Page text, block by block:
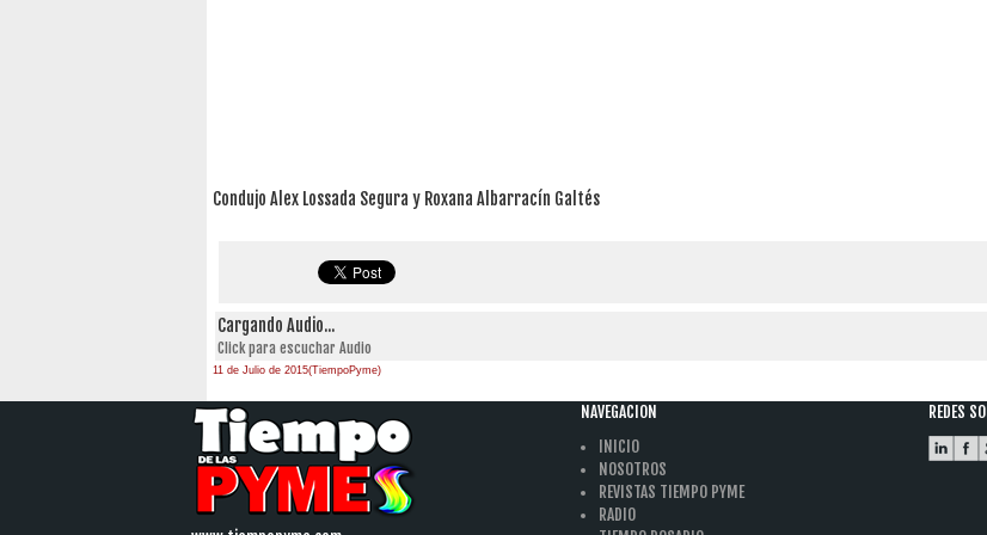
Condujo Alex Lossada Segura y Roxana Albarracín Galtés
Cargando Audio...
Click para escuchar Audio
11 de Julio de 2015(TiempoPyme)
NAVEGACION
INICIO
NOSOTROS
REVISTAS TIEMPO PYME
RADIO
REDES